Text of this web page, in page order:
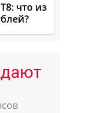
что из